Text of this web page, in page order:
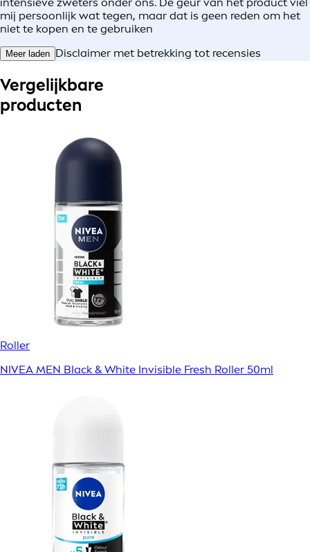
mij persoonlijk wat tegen, maar dat is geen reden om het
niet te kopen en te gebruiken
Meer laden Disclaimer met betrekking tot recensies
Vergelijkbare
producten
Roller
NIVEA MEN Black & White Invisible Fresh Roller 50ml